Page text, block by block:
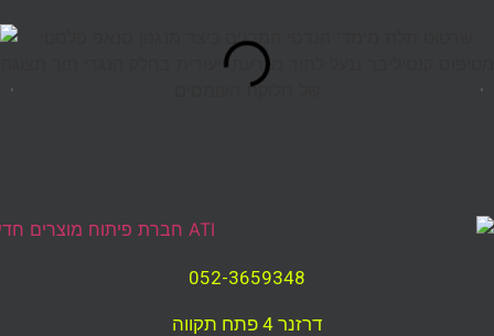
052-3659348
דרזנר 4 פתח תקווה